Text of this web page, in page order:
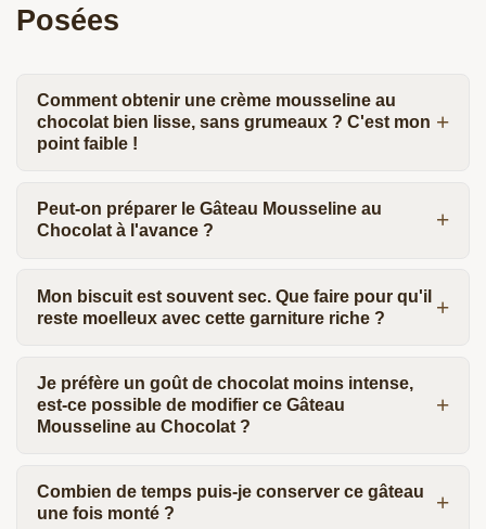
Posées
Comment obtenir une crème mousseline au
chocolat bien lisse, sans grumeaux ? C'est mon
point faible !
Peut-on préparer le Gâteau Mousseline au
Chocolat à l'avance ?
Mon biscuit est souvent sec. Que faire pour qu'il
reste moelleux avec cette garniture riche ?
Je préfère un goût de chocolat moins intense,
est-ce possible de modifier ce Gâteau
Mousseline au Chocolat ?
Combien de temps puis-je conserver ce gâteau
une fois monté ?